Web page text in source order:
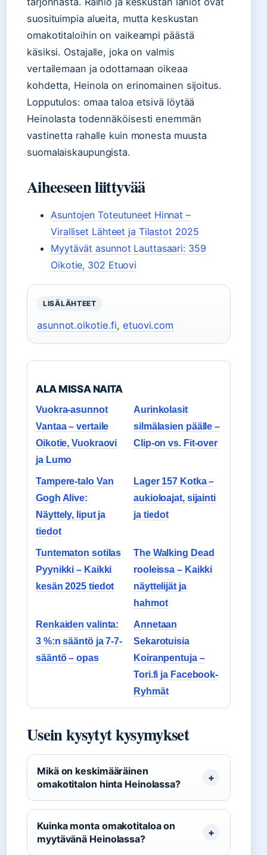
suosituimpia alueita, mutta keskustan
omakotitaloihin on vaikeampi päästä
käsiksi. Ostajalle, joka on valmis
vertailemaan ja odottamaan oikeaa
kohdetta, Heinola on erinomainen sijoitus.
Lopputulos: omaa taloa etsivä löytää
Heinolasta todennäköisesti enemmän
vastinetta rahalle kuin monesta muusta
suomalaiskaupungista.
Aiheeseen liittyvää
Asuntojen Toteutuneet Hinnat –
Viralliset Lähteet ja Tilastot 2025
Myytävät asunnot Lauttasaari: 359
Oikotie, 302 Etuovi
LISÄLÄHTEET
asunnot.oikotie.fi,etuovi.com
ALA MISSA NAITA
Vuokra-asunnot
Vantaa – vertaile
Oikotie, Vuokraovi
ja Lumo
Aurinkolasit
silmälasien päälle –
Clip-on vs. Fit-over
Tampere-talo Van
Gogh Alive:
Näyttely, liput ja
tiedot
Lager 157 Kotka –
aukioloajat, sijainti
ja tiedot
Tuntematon sotilas
Pyynikki – Kaikki
kesän 2025 tiedot
The Walking Dead
rooleissa – Kaikki
näyttelijät ja
hahmot
Renkaiden valinta:
3 %:n sääntö ja 7-7-
sääntö – opas
Annetaan
Sekarotuisia
Koiranpentuja –
Tori.fi ja Facebook-
Ryhmät
Usein kysytyt kysymykset
Mikä on keskimääräinen
omakotitalon hinta Heinolassa?
Kuinka monta omakotitaloa on
myytävänä Heinolassa?